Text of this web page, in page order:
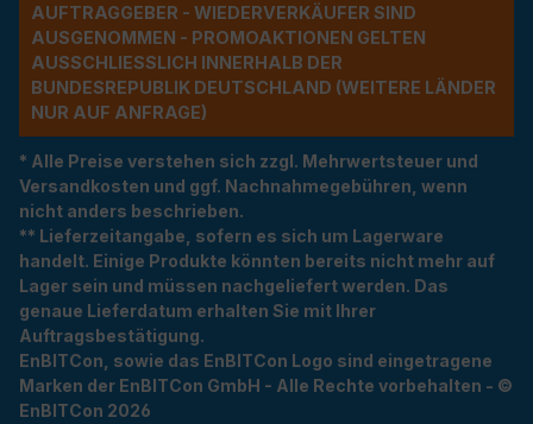
UFTRAGGEBER - WIEDERVERKÄUFER SIND A
USGENOMMEN - PROMOAKTIONEN GELTEN A
USSCHLIESSLICH INNERHALB DER BU
NDESREPUBLIK DEUTSCHLAND (WEITERE LÄNDER NU
R AUF ANFRAGE)
* Alle Preise verstehen sich zzgl. Mehrwertsteuer und
Versandkosten und ggf. Nachnahmegebühren, wenn
nicht anders beschrieben.
** Lieferzeitangabe, sofern es sich um Lagerware
handelt. Einige Produkte könnten bereits nicht mehr auf
Lager sein und müssen nachgeliefert werden. Das
genaue Lieferdatum erhalten Sie mit Ihrer
Auftragsbestätigung.
EnBITCon, sowie das EnBITCon Logo sind eingetragene
Marken der EnBITCon GmbH - Alle Rechte vorbehalten - ©
EnBITCon 2026